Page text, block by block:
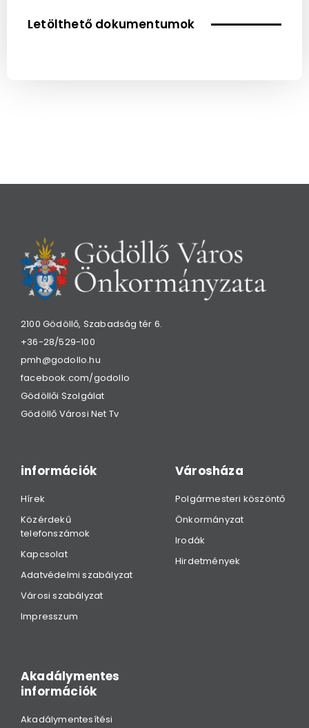
Letölthető dokumentumok
2100 Gödöllő, Szabadság tér 6.
+36-28/529-100
pmh@godollo.hu
facebook.com/godollo
Gödöllői Szolgálat
Gödöllő Városi Net Tv
információk
Hírek
Közérdekű
telefonszámok
Kapcsolat
Adatvédelmi szabályzat
Városi szabályzat
Impresszum
Városháza
Polgármesteri köszöntő
Önkormányzat
Irodák
Hirdetmények
Akadálymentes
információk
Akadálymentesítési